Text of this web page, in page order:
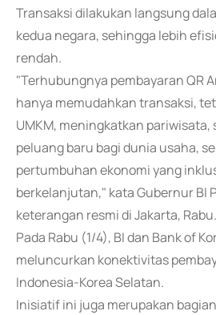
Transaksi dilakukan langsung
kedua negara, sehingga lebih
rendah.
"Terhubungnya pembayaran QR
hanya memudahkan transaksi,
UMKM, meningkatkan pariwisata,
peluang baru bagi dunia usaha,
pertumbuhan ekonomi yang
berkelanjutan," kata Gubernur BI
keterangan resmi di Jakarta, Rabu.
Pada Rabu (1/4), BI dan Bank of
meluncurkan konektivitas
Indonesia-Korea Selatan.
Inisiatif ini juga merupakan